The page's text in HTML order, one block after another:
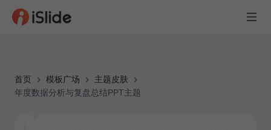
首页 模板广场
主题皮肤
年度数据分析与复盘总结PPT主题